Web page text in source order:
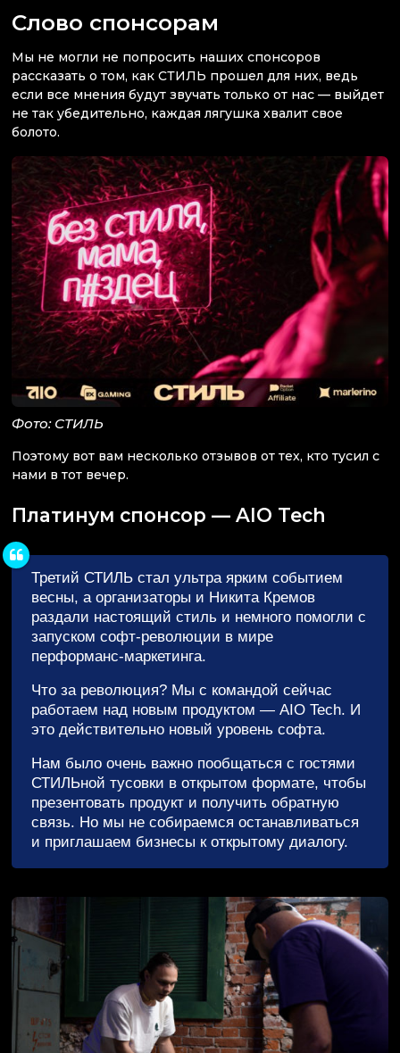
Слово спонсорам
Мы не могли не попросить наших спонсоров
рассказать о том, как СТИЛЬ прошел для них, ведь
если все мнения будут звучать только от нас — выйдет
не так убедительно, каждая лягушка хвалит свое
болото.
Фото: СТИЛЬ
Поэтому вот вам несколько отзывов от тех, кто тусил с
нами в тот вечер.
Платинум спонсор — AIO Tech
Третий СТИЛЬ стал ультра ярким событием
весны, а организаторы и Никита Кремов
раздали настоящий стиль и немного помогли с
запуском софт-революции в мире
перформанс-маркетинга.
Что за революция? Мы с командой сейчас
работаем над новым продуктом — AIO Tech. И
это действительно новый уровень софта.
Нам было очень важно пообщаться с гостями
СТИЛЬной тусовки в открытом формате, чтобы
презентовать продукт и получить обратную
связь. Но мы не собираемся останавливаться
и приглашаем бизнесы к открытому диалогу.